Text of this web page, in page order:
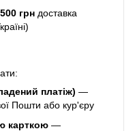
грн доставка
платіж) —
Пошти або кур'єру
карткою —